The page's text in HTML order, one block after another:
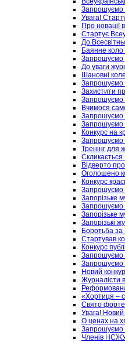
Запрошуємо
Увага!
Про новації
Стартує
До
Баянне коло
Запрошуємо
До уваги
Шановні
Запрошуємо
Захистити
Запрошуємо
Вчимося
Запрошуємо
Запрошуємо
Конкурс на
Запрошуємо
Тренінг для
Скликається
Відверто
Оголошено
Конкурс
Запрошуємо
Запорізьке
Запрошуємо
Запорізьке
Запорізькі
Боротьба за
Стартував
Конкурс
Запрошуємо
Запрошуємо
Новий
Журналісти
«Хортиця –
Свято
Увага! Новий
О ценах на
Запрошуємо
Членів